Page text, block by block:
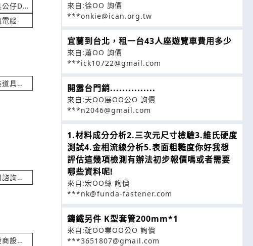
玩具公仔DIY
腦
服裝道具家俱租賃
顧問諮詢專師
工設商設打樣
來自:徐OO 詢價
***onkie@ican.org.tw
宜蘭到台北，租一台43人座遊覽車費用多少
來自:蕭OO 詢價
***ick10722@gmail.com
開露台門銷...............
來自:天OO展OO公O 詢價
***n2046@gmail.com
1.材料成分分析2.三次元尺寸檢驗3.維氏硬度
測試4.金相流線分析5.表面粗糙度你好我想
評估這幾項檢測有辦法初步報價嗎或者需要
哪些資料呢!
來自:宏OO絲 詢價
***nk@funda-fastener.com
鑄鐵另件 K型套管200mm*1
來自:碇OO業OO公O 詢價
***3651807@gmail.com